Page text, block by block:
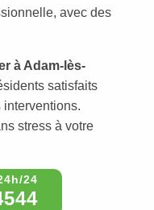
avec des
à Adam-lès-
satisfaits
stress à votre